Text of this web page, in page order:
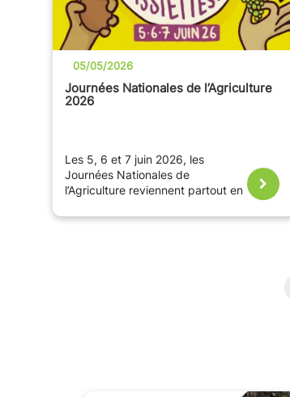
05/05/2026
Journées Nationales de l’Agriculture
2026
Les 5, 6 et 7 juin 2026, les
Journées Nationales de
l’Agriculture reviennent partout en
placée sous le signe de l’avenir :«